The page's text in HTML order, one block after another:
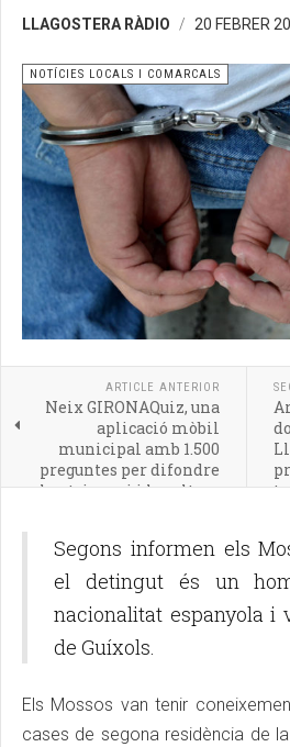
LLAGOSTERA RÀDIO 20 FEBRER
NOTÍCIES LOCALS I COMARCALS
ARTICLE ANTERIOR
Neix GIRONAQuiz, una
aplicació mòbil
municipal amb 1.500
preguntes per difondre
el patrimoni i la cultura
Segons informen els
el detingut és un
nacionalitat espanyola i
de Guíxols.
Els Mossos van tenir
cases de segona residència de